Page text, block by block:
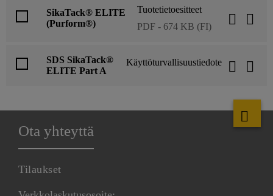
SikaTack® ELITE
(Purform®)
Tuotetietoesitteet
PDF - 674 KB (FI)
SDS SikaTack®
ELITE Part A
Käyttöturvallisuustiedote
Ota yhteyttä
Tilaukset